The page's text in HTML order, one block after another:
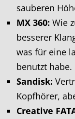
sauberen
MX 360: Wie
besserer
was für eine
benutzt habe.
Sandisk:
Kopfhörer,
Creative